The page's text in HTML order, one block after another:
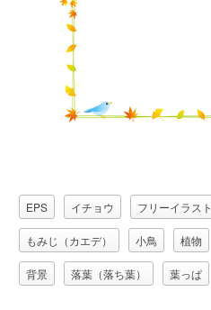
EPS イチョウ フリーイラスト
もみじ（カエデ） 小鳥 植物
背景 落葉（落ち葉） 葉っぱ